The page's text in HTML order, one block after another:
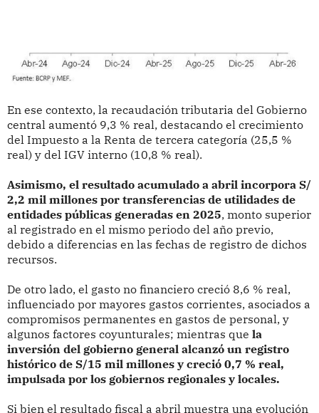
En ese contexto, la recaudación tributaria del Gobierno
central aumentó 9,3 % real, destacando el crecimiento
del Impuesto a la Renta de tercera categoría (25,5 %
real) y del IGV interno (10,8 % real).
Asimismo, el resultado acumulado a abril incorpora S/
2,2 mil millones por transferencias de utilidades de
entidades públicas generadas en 2025, monto superior
al registrado en el mismo periodo del año previo,
debido a diferencias en las fechas de registro de dichos
recursos.
De otro lado, el gasto no financiero creció 8,6 % real,
influenciado por mayores gastos corrientes, asociados a
compromisos permanentes en gastos de personal, y
algunos factores coyunturales; mientras que la
inversión del gobierno general alcanzó un registro
histórico de S/15 mil millones y creció 0,7 % real,
impulsada por los gobiernos regionales y locales.
Si bien el resultado fiscal a abril muestra una evolución